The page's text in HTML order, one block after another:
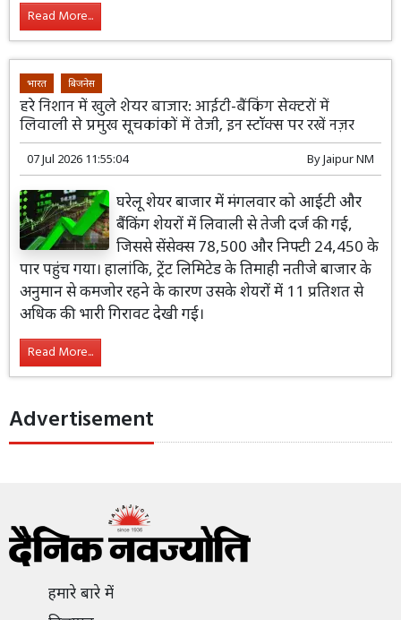
Read More...
भारत बिजनेस
हरे निशान में खुले शेयर बाजार: आईटी-बैंकिंग सेक्टरों में
लिवाली से प्रमुख सूचकांकों में तेजी, इन स्टॉक्स पर रखें नज़र
07 Jul 2026 11:55:04 ByJaipur NM
घरेलू शेयर बाजार में मंगलवार को आईटी और
बैंकिंग शेयरों में लिवाली से तेजी दर्ज की गई,
जिससे सेंसेक्स 78,500 और निफ्टी 24,450 के
पार पहुंच गया। हालांकि, ट्रेंट लिमिटेड के तिमाही नतीजे बाजार के
अनुमान से कमजोर रहने के कारण उसके शेयरों में 11 प्रतिशत से
अधिक की भारी गिरावट देखी गई।
Read More...
Advertisement
हमारे बारे में